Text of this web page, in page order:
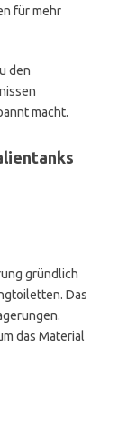
für mehr
den
macht.
gründlich
Das
das Material